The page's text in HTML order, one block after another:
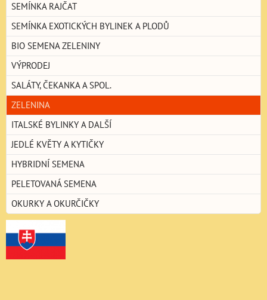
SEMÍNKA RAJČAT
SEMÍNKA EXOTICKÝCH BYLINEK A PLODŮ
BIO SEMENA ZELENINY
VÝPRODEJ
SALÁTY, ČEKANKA A SPOL.
ZELENINA
ITALSKÉ BYLINKY A DALŠÍ
JEDLÉ KVĚTY A KYTIČKY
HYBRIDNÍ SEMENA
PELETOVANÁ SEMENA
OKURKY A OKURČIČKY